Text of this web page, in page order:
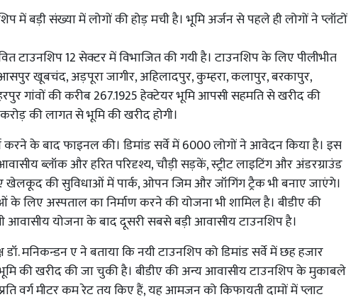
में बड़ी संख्या में लोगों की होड़ मची है। भूमि अर्जन से पहले ही लोगों ने प्लॉटों
टाउनशिप 12 सेक्टर में विभाजित की गयी है। टाउनशिप के लिए पीलीभीत
खूबचंद, अड़पूरा जागीर, अहिलादपुर, कुम्हरा, कलापुर, बरकापुर,
गांवों की करीब 267.1925 हेक्टेयर भूमि आपसी सहमति से खरीद की
की लागत से भूमि की खरीद होगी।
करने के बाद फाइनल की। डिमांड सर्वे में 6000 लोगों ने आवेदन किया है। इस
ब्लॉक और हरित परिदृश्य, चौड़ी सड़कें, स्ट्रीट लाइटिंग और अंडरग्राउंड
खेलकूद की सुविधाओं में पार्क, ओपन जिम और जॉगिंग ट्रैक भी बनाए जाएंगे।
लिए अस्पताल का निर्माण करने की योजना भी शामिल है। बीडीए की
आवासीय योजना के बाद दूसरी सबसे बड़ी आवासीय टाउनशिप है।
डॉ. मनिकन्डन ए ने बताया कि नयी टाउनशिप को डिमांड सर्वे में छह हजार
की खरीद की जा चुकी है। बीडीए की अन्य आवासीय टाउनशिप के मुकाबले
वर्ग मीटर कम रेट तय किए हैं, यह आमजन को किफायती दामों में प्लाट